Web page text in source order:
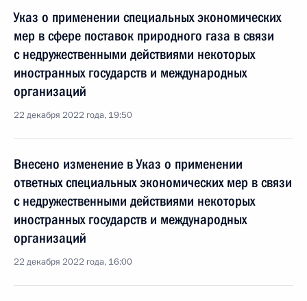
Указ о применении специальных экономических
мер в сфере поставок природного газа в связи
с недружественными действиями некоторых
иностранных государств и международных
организаций
22 декабря 2022 года, 19:50
Внесено изменение в Указ о применении
ответных специальных экономических мер в связи
с недружественными действиями некоторых
иностранных государств и международных
организаций
22 декабря 2022 года, 16:00